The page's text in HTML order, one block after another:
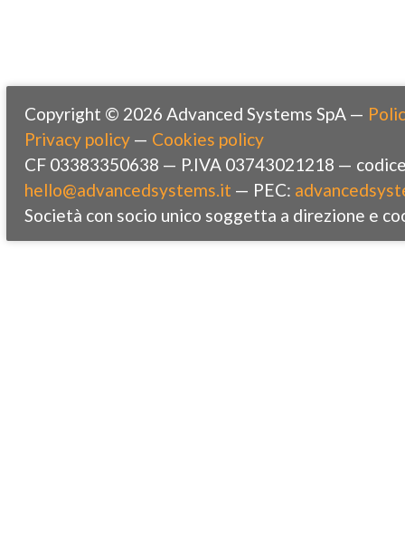
Copyright © 2026 Advanced Systems SpA —
Privacy policy — Cookies policy
CF 03383350638 — P.IVA 03743021218 —
hello@advancedsystems.it — PEC:
Società con socio unico soggetta a direzione e